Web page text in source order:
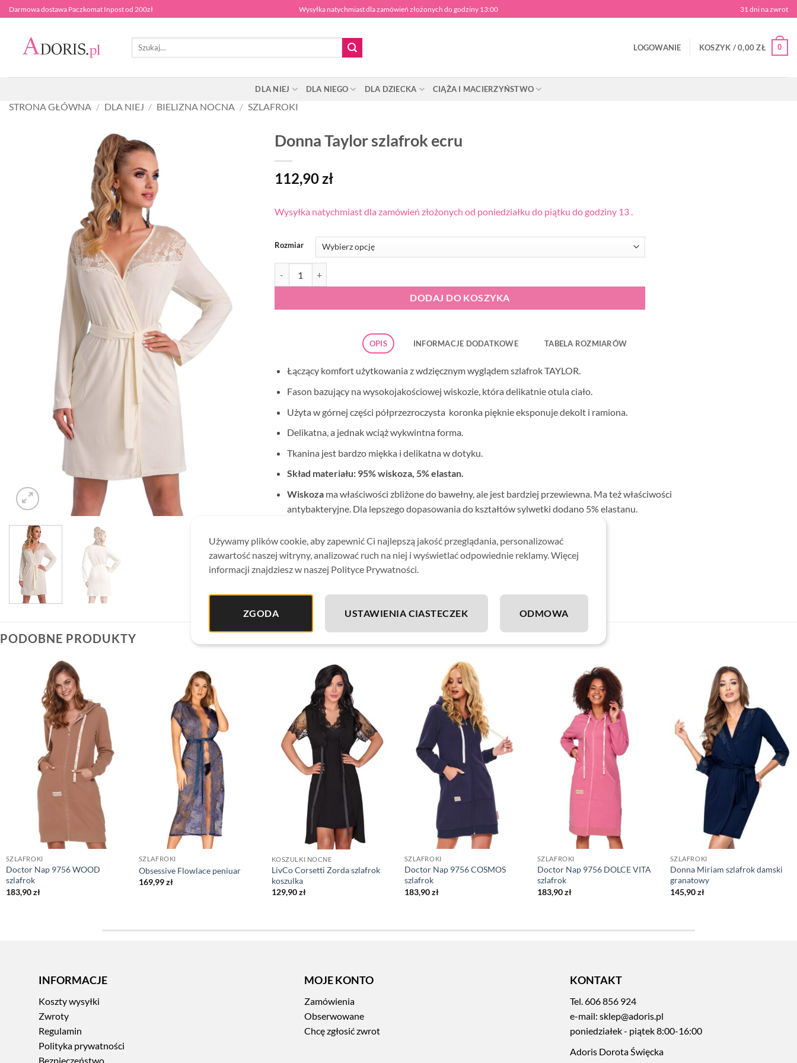
Przewiń
do
zawartości
Darmowa dostawa Paczkomat Inpost od 200zł Wysyłka natychmiast dla zamówień złożonych do godziny 13:00 31 dni na zwrot
Szukaj:
LOGOWANIE KOSZYK /0,00ZŁ 0
DLA NIEJ DLA NIEGO DLA DZIECKA CIĄŻA I MACIERZYŃSTWO
STRONA GŁÓWNA / DLA NIEJ / BIELIZNA NOCNA / SZLAFROKI
Donna Taylor szlafrok ecru
112,90zł
Wysyłka natychmiast dla zamówień złożonych od poniedziałku do piątku do godziny 13 .
Rozmiar
DODAJ DO KOSZYKA
OPIS INFORMACJE DODATKOWE TABELA ROZMIARÓW
Łączący komfort użytkowania z wdzięcznym wyglądem szlafrok TAYLOR.
Fason bazujący na wysokojakościowej wiskozie, która delikatnie otula ciało.
Użyta w górnej części półprzezroczysta koronka pięknie eksponuje dekolt i ramiona.
Delikatna, a jednak wciąż wykwintna forma.
Tkanina jest bardzo miękka i delikatna w dotyku.
Skład materiału: 95% wiskoza, 5% elastan.
Wiskozama właściwości zbliżone do bawełny, ale jest bardziej przewiewna. Ma też właściwości
antybakteryjne. Dla lepszego dopasowania do kształtów sylwetki dodano 5% elastanu.
PODOBNE PRODUKTY
SZLAFROKI
Doctor Nap 9756 WOOD
szlafrok
183,90zł
SZLAFROKI
Obsessive Flowlace peniuar
169,99zł
KOSZULKI NOCNE
LivCo Corsetti Zorda szlafrok
koszulka
129,90zł
SZLAFROKI
Doctor Nap 9756 COSMOS
szlafrok
183,90zł
SZLAFROKI
Doctor Nap 9756 DOLCE VITA
szlafrok
183,90zł
SZLAFROKI
Donna Miriam szlafrok damski
granatowy
145,90zł
INFORMACJE
Koszty wysyłki
Zwroty
Regulamin
Polityka prywatności
Bezpieczeństwo
MOJE KONTO
Zamówienia
Obserwowane
Chcę zgłosić zwrot
KONTAKT
Tel. 606 856 924
e-mail: sklep@adoris.pl
poniedziałek - piątek 8:00-16:00
Adoris Dorota Święcka
Używamy plików cookie, aby zapewnić Ci najlepszą jakość przeglądania, personalizować
zawartość naszej witryny, analizować ruch na niej i wyświetlać odpowiednie reklamy. Więcej
informacji znajdziesz w naszej Polityce Prywatności.
ZGODA USTAWIENIA CIASTECZEK ODMOWA